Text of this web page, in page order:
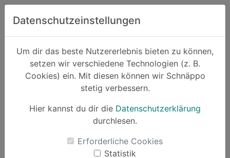
Zum Hauptinhalt springen
Datenschutzeinstellungen
Um dir das beste Nutzererlebnis bieten zu können,
setzen wir verschiedene Technologien (z. B.
Cookies) ein. Mit diesen können wir Schnäppo
stetig verbessern.
Hier kannst du dir die Datenschutzerklärung
durchlesen.
Erforderliche Cookies
Statistik
Suchen
Schnäppchen Elektronik und Computer
Cashback